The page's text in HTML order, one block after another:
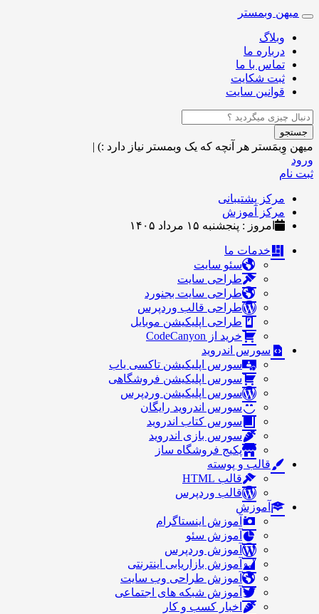
Toggle
navigation
میهن وبمستر
وبلاگ
درباره ما
تماس با ما
ثبت شکایت
قوانین سایت
جستجو
میهن وِبمَستر هر آنچه که یک وبمستر نیاز دارد :) |
ورود
ثبت نام
مرکز پشتیبانی
مرکز آموزش
امروز : پنجشنبه ۱۵ مرداد ۱۴۰۵
خدمات ما
سئو سایت
طراحی سایت
طراحی سایت بجنورد
طراحی قالب وردپرس
طراحی اپلیکیشن موبایل
خرید از CodeCanyon
سورس اندروید
سورس اپلیکیشن تاکسی یاب
سورس اپلیکیشن فروشگاهی
سورس اپلیکیشن وردپرس
سورس اندروید رایگان
سورس کتاب اندروید
سورس بازی اندروید
پکیج فروشگاه ساز
قالب و پوسته
قالب HTML
قالب وردپرس
آموزش
آموزش اینستاگرام
آموزش سئو
آموزش وردپرس
آموزش بازاریابی اینترنتی
آموزش طراحی وب سایت
آموزش شبکه های اجتماعی
اخبار کسب و کار